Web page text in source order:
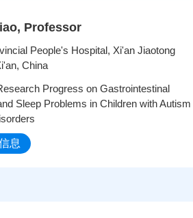
Professor
People's Hospital, Xi'an Jiaotong
China
Progress on Gastrointestinal
Sleep Problems in Children with Autism
息